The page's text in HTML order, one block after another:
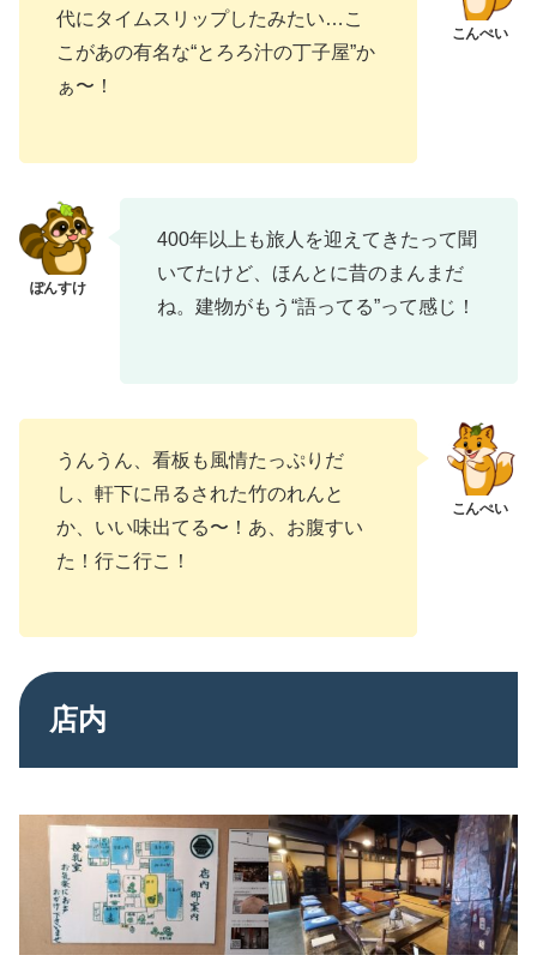
代にタイムスリップしたみたい…こ
こがあの有名な“とろろ汁の丁子屋”か
ぁ〜！
400年以上も旅人を迎えてきたって聞
いてたけど、ほんとに昔のまんまだ
ね。建物がもう“語ってる”って感じ！
うんうん、看板も風情たっぷりだ
し、軒下に吊るされた竹のれんと
か、いい味出てる〜！あ、お腹すい
た！行こ行こ！
店内